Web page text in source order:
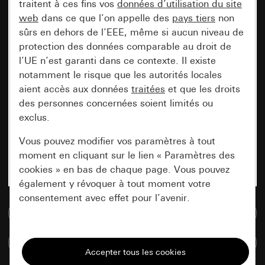
traitent à ces fins vos données d’utilisation du site
web dans ce que l’on appelle des pays tiers non
sûrs en dehors de l’EEE, même si aucun niveau de
protection des données comparable au droit de
l’UE n’est garanti dans ce contexte. Il existe
notamment le risque que les autorités locales
aient accès aux données traitées et que les droits
des personnes concernées soient limités ou
exclus.
Vous pouvez modifier vos paramètres à tout
moment en cliquant sur le lien « Paramètres des
cookies » en bas de chaque page. Vous pouvez
également y révoquer à tout moment votre
consentement avec effet pour l’avenir.
Tous les cookies dont nous avons besoin pour